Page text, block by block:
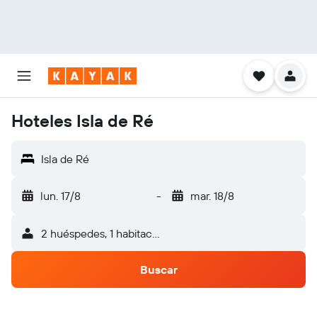
Hoteles Isla de Ré
Isla de Ré
lun. 17/8 - mar. 18/8
2 huéspedes, 1 habitación
Buscar